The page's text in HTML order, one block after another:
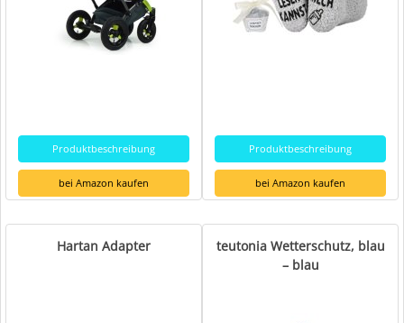
Produktbeschreibung
bei Amazon kaufen
Produktbeschreibung
bei Amazon kaufen
Hartan Adapter
teutonia Wetterschutz, blau
– blau